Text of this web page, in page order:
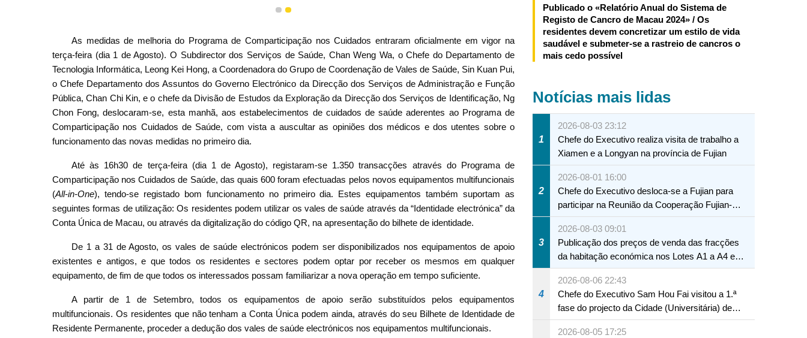
1 2
As medidas de melhoria do Programa de Comparticipação nos Cuidados entraram oficialmente em vigor na
terça-feira (dia 1 de Agosto). O Subdirector dos Serviços de Saúde, Chan Weng Wa, o Chefe do Departamento de
Tecnologia Informática, Leong Kei Hong, a Coordenadora do Grupo de Coordenação de Vales de Saúde, Sin Kuan Pui,
o Chefe Departamento dos Assuntos do Governo Electrónico da Direcção dos Serviços de Administração e Função
Pública, Chan Chi Kin, e o chefe da Divisão de Estudos da Exploração da Direcção dos Serviços de Identificação, Ng
Chon Fong, deslocaram-se, esta manhã, aos estabelecimentos de cuidados de saúde aderentes ao Programa de
Comparticipação nos Cuidados de Saúde, com vista a auscultar as opiniões dos médicos e dos utentes sobre o
funcionamento das novas medidas no primeiro dia.
Até às 16h30 de terça-feira (dia 1 de Agosto), registaram-se 1.350 transacções através do Programa de
Comparticipação nos Cuidados de Saúde, das quais 600 foram efectuadas pelos novos equipamentos multifuncionais
(All-in-One), tendo-se registado bom funcionamento no primeiro dia. Estes equipamentos também suportam as
seguintes formas de utilização: Os residentes podem utilizar os vales de saúde através da “Identidade electrónica” da
Conta Única de Macau, ou através da digitalização do código QR, na apresentação do bilhete de identidade.
De 1 a 31 de Agosto, os vales de saúde electrónicos podem ser disponibilizados nos equipamentos de apoio
existentes e antigos, e que todos os residentes e sectores podem optar por receber os mesmos em qualquer
equipamento, de fim de que todos os interessados possam familiarizar a nova operação em tempo suficiente.
A partir de 1 de Setembro, todos os equipamentos de apoio serão substituídos pelos equipamentos
multifuncionais. Os residentes que não tenham a Conta Única podem ainda, através do seu Bilhete de Identidade de
Residente Permanente, proceder a dedução dos vales de saúde electrónicos nos equipamentos multifuncionais.
Publicado o «Relatório Anual do Sistema de
Registo de Cancro de Macau 2024» / Os
residentes devem concretizar um estilo de vida
saudável e submeter-se a rastreio de cancros o
mais cedo possível
Notícias mais lidas
1
2026-08-03 23:12
Chefe do Executivo realiza visita de trabalho a
Xiamen e a Longyan na província de Fujian
2
2026-08-01 16:00
Chefe do Executivo desloca-se a Fujian para
participar na Reunião da Cooperação Fujian-
Macau
3
2026-08-03 09:01
Publicação dos preços de venda das fracções
da habitação económica nos Lotes A1 a A4 e
A12 da Zona A dos Novos Aterros
4
2026-08-06 22:43
Chefe do Executivo Sam Hou Fai visitou a 1.ª
fase do projecto da Cidade (Universitária) de
Educação Internacional de Macau e Hengqin
2026-08-05 17:25